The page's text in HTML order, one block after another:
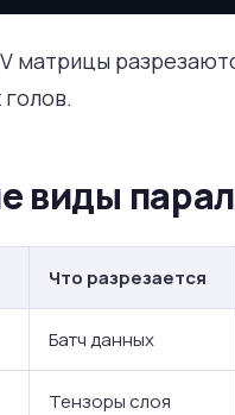
матрицы
виды
Что разрезается
Батч данных
Тензоры слоя